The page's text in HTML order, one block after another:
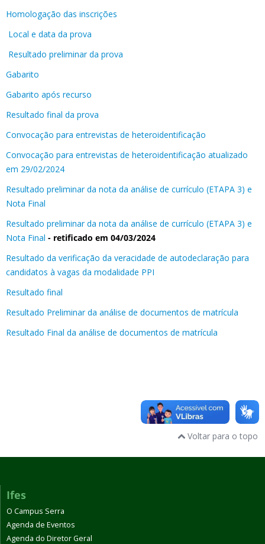
Homologação das inscrições
Local e data da prova
Resultado preliminar da prova
Gabarito
Gabarito após recurso
Resultado final da prova
Convocação para entrevistas de heteroidentificação
Convocação para entrevistas de heteroidentificação atualizado
em 29/02/2024
Resultado preliminar da nota da análise de currículo (ETAPA 3) e
Nota Final
Resultado preliminar da nota da análise de currículo (ETAPA 3) e
Nota Final - retificado em 04/03/2024
Resultado da verificação da veracidade de autodeclaração para
candidatos à vagas da modalidade PPI
Resultado final
Resultado Preliminar da análise de documentos de matrícula
Resultado Final da análise de documentos de matrícula
Voltar para o topo
Ifes
O Campus Serra
Agenda de Eventos
Agenda do Diretor Geral